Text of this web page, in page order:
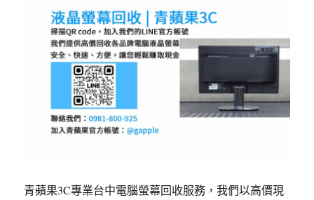
青蘋果3C專業台中電腦螢幕回收服務，我們以高價現